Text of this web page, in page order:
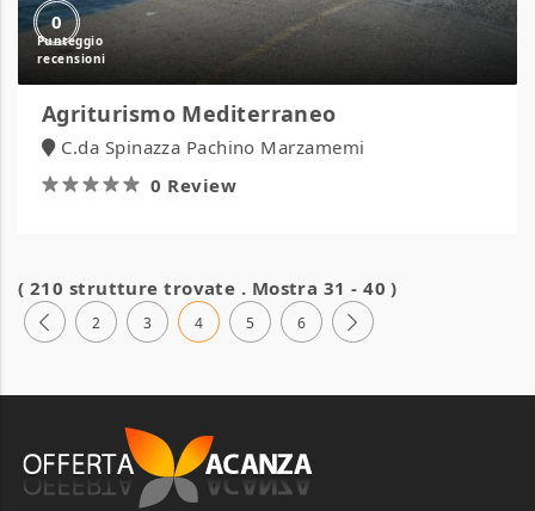
0
Agriturismo Mediterraneo
C.da Spinazza Pachino Marzamemi
0 Review
( 210 strutture trovate . Mostra 31 - 40 )
2 3 4 5 6